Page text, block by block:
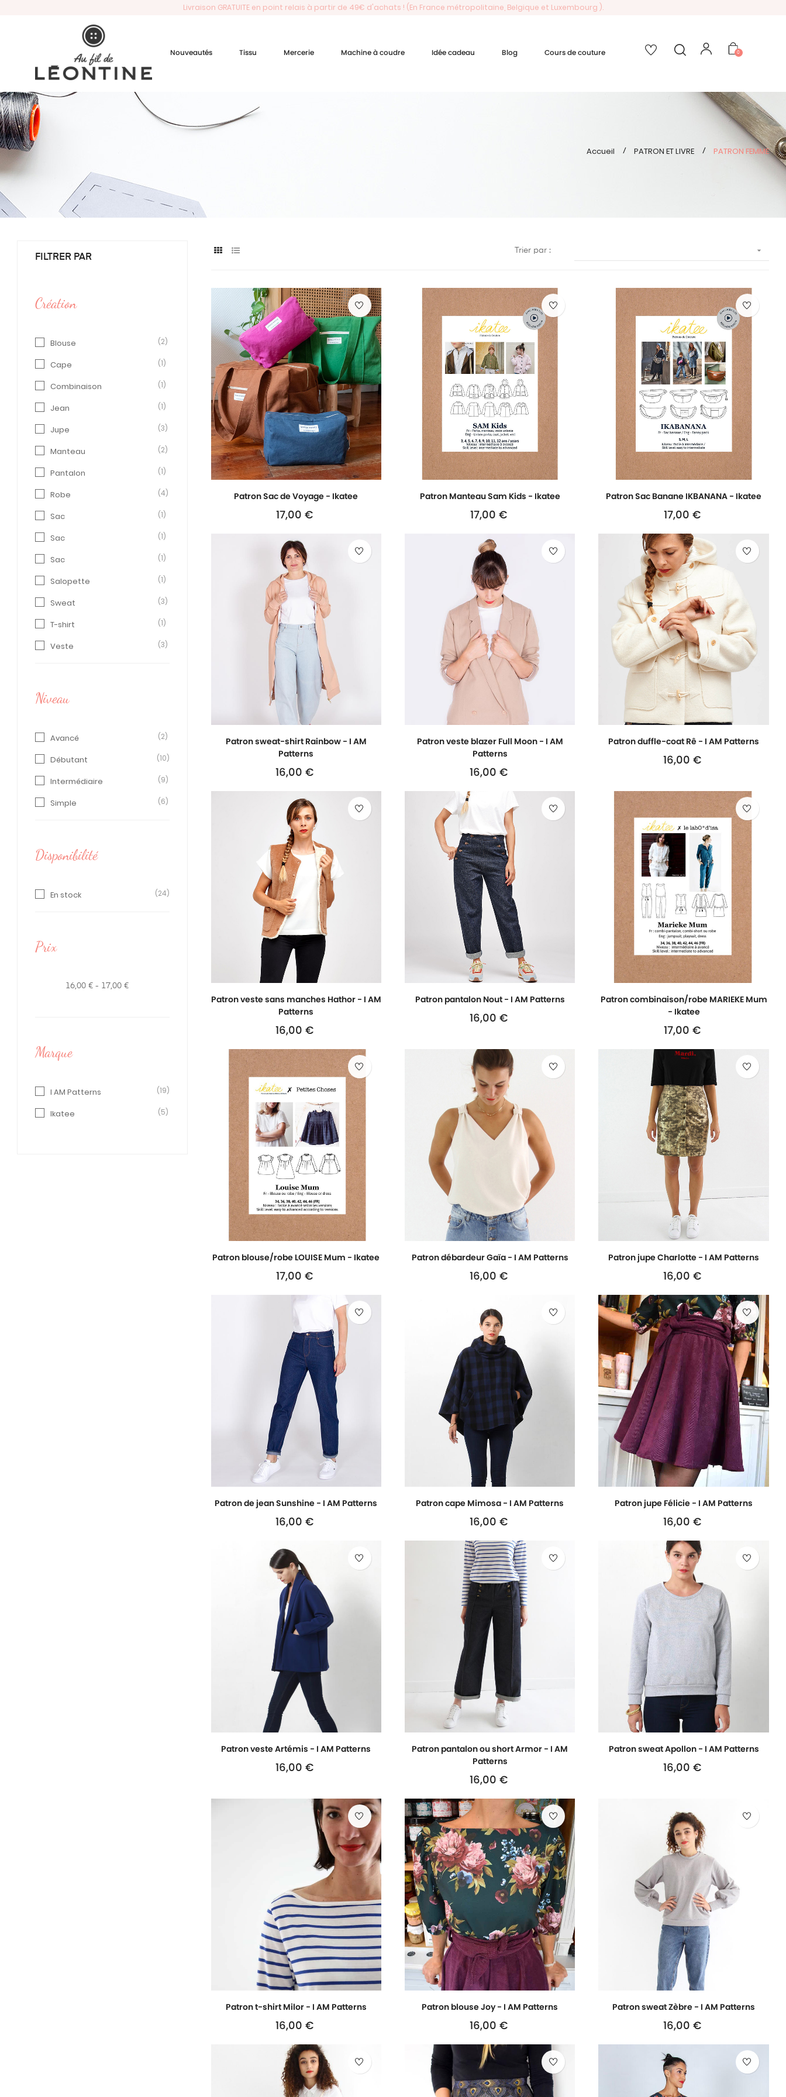
Livraison GRATUITE en point relais à partir de 49€ d'achats ! (En France métropolitaine, Belgique et Luxembourg ).
Nouveautés Tissu Mercerie Machine à coudre Idée cadeau Blog Cours de couture 0
Accueil PATRON ET LIVRE PATRON FEMME
FILTRER PAR
Création
Blouse (2)
Cape (1)
Combinaison (1)
Jean (1)
Jupe (3)
Manteau (2)
Pantalon (1)
Robe (4)
Sac (1)
Sac (1)
Sac (1)
Salopette (1)
Sweat (3)
T-shirt (1)
Veste (3)
Niveau
Avancé (2)
Débutant (10)
Intermédiaire (9)
Simple (6)
Disponibilité
En stock (24)
Prix
16,00 € - 17,00 €
Marque
I AM Patterns (19)
Ikatee (5)
Trier par : 
Patron Sac de Voyage - Ikatee
Prix
17,00 €
Patron Manteau Sam Kids - Ikatee
Prix
17,00 €
Patron Sac Banane IKBANANA - Ikatee
Prix
17,00 €
Patron sweat-shirt Rainbow - I AM
Patterns
Prix
16,00 €
Patron veste blazer Full Moon - I AM
Patterns
Prix
16,00 €
Patron duffle-coat Rê - I AM Patterns
Prix
16,00 €
Patron veste sans manches Hathor - I AM
Patterns
Prix
16,00 €
Patron pantalon Nout - I AM Patterns
Prix
16,00 €
Patron combinaison/robe MARIEKE Mum
- Ikatee
Prix
17,00 €
Patron blouse/robe LOUISE Mum - Ikatee
Prix
17,00 €
Patron débardeur Gaïa - I AM Patterns
Prix
16,00 €
Patron jupe Charlotte - I AM Patterns
Prix
16,00 €
Patron de jean Sunshine - I AM Patterns
Prix
16,00 €
Patron cape Mimosa - I AM Patterns
Prix
16,00 €
Patron jupe Félicie - I AM Patterns
Prix
16,00 €
Patron veste Artémis - I AM Patterns
Prix
16,00 €
Patron pantalon ou short Armor - I AM
Patterns
Prix
16,00 €
Patron sweat Apollon - I AM Patterns
Prix
16,00 €
Patron t-shirt Milor - I AM Patterns
Prix
16,00 €
Patron blouse Joy - I AM Patterns
Prix
16,00 €
Patron sweat Zèbre - I AM Patterns
Prix
16,00 €